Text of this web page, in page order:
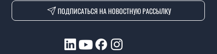
ПОДПИСАТЬСЯ НА НОВОСТНУЮ РАССЫЛКУ